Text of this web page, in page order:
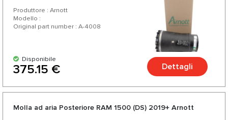
Produttore : Arnott
Modello :
Original part number : A-4008
Disponibile
375.15 € Dettagli
Molla ad aria Posteriore RAM 1500 (DS) 2019+ Arnott